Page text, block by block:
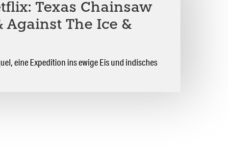
Texas Chainsaw
Against The Ice &
eine Expedition ins ewige Eis und indisches